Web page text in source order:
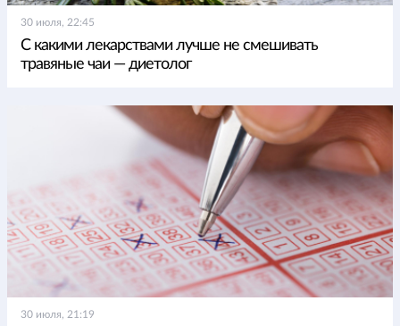
30 июля, 22:45
С какими лекарствами лучше не смешивать
травяные чаи — диетолог
30 июля, 21:19